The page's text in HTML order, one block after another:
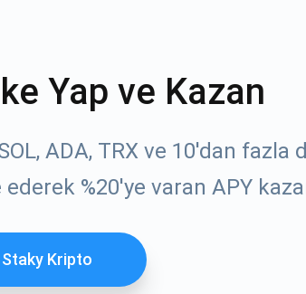
Yap ve Kazan
ADA, TRX ve 10'dan fazla
%20'ye varan APY
Staky Kripto
YouTube'umuza göz
atın
ilk alan siz olun
ABONE OL